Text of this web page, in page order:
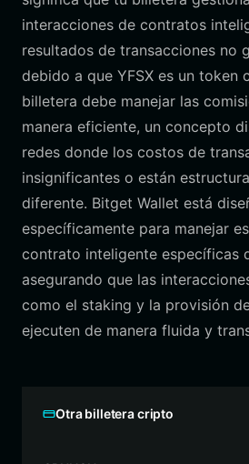
interacciones de contratos
resultados de transacciones no
debido a que YFSX es un token
billetera debe manejar las
manera eficiente, un concepto
redes donde los costos de
insignificantes o están
diferente. Bitget Wallet está
específicamente para manejar
contrato inteligente específicas
asegurando que las
como el staking y la provisión
ejecuten de manera fluida y
Otra billetera cripto